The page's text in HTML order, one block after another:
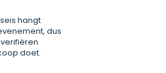
hangt
dus
doet.